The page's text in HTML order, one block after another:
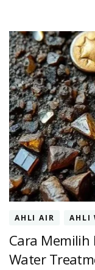
AHLI AIR AHLI
Cara
Water